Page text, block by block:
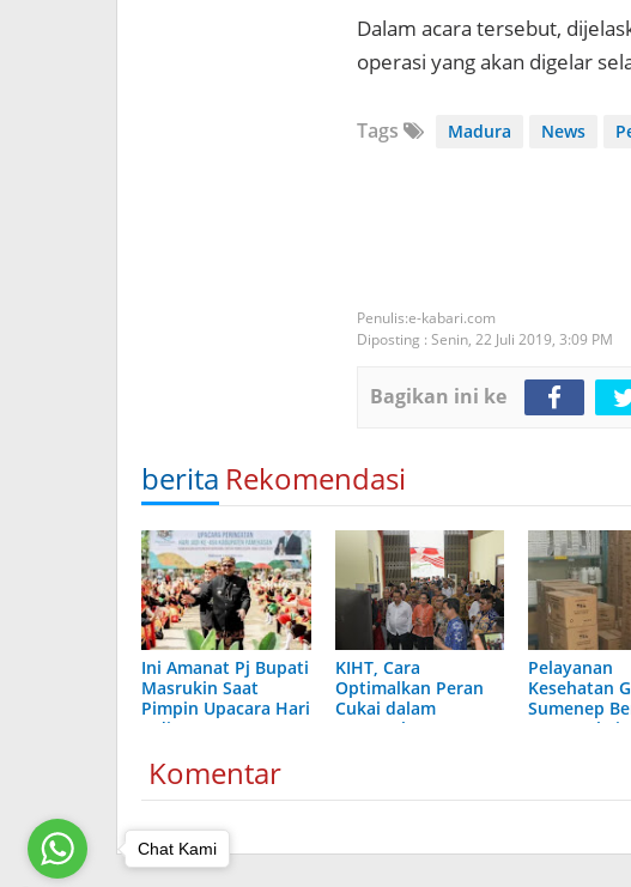
Dalam acara tersebut,
operasi yang akan digelar
Tags Madura News
e-kabari.com
Diposting : Senin, 22 Juli 2019, 3:09 PM
Bagikan ini ke
berita Rekomendasi
Ini Amanat Pj Bupati
Masrukin Saat
Pimpin Upacara Hari
Jadi Ke-494
Pamekasan
KIHT, Cara
Optimalkan Peran
Cukai dalam
Pengembangan
Pelayanan
Kesehatan
Sumenep
Dana Cukai
Komentar
Chat Kami